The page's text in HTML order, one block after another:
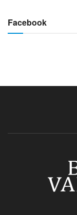
Facebook